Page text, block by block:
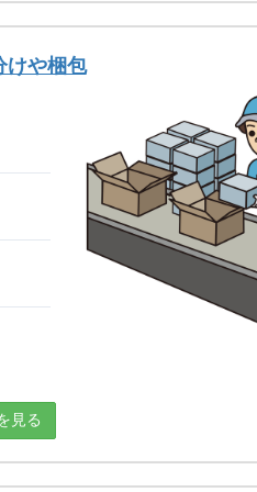
けや梱包
見る